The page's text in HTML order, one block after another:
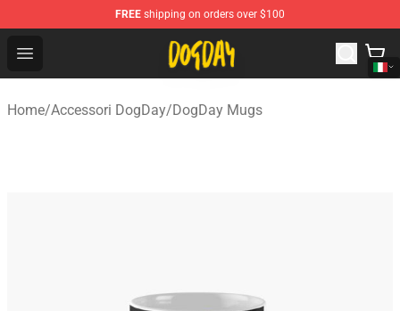
FREE shipping on orders over $100
Open menu
DogDay Store - Official DogDay Merchandise Shop
Home/Accessori DogDay/DogDay Mugs